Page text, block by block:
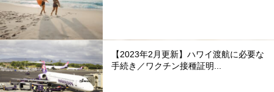
【2023年2月更新】ハワイ渡航に必要な
手続き／ワクチン接種証明...